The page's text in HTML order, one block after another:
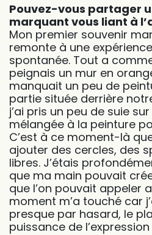
Pouvez-vous partager
marquant vous liant à
Mon premier souvenir
remonte à une
spontanée. Tout a
peignais un mur en
manquait un peu de
partie située derrière
j’ai pris un peu de suie
mélangée à la peinture
C’est à ce moment-là
ajouter des cercles, des
libres. J’étais
que ma main pouvait
que l’on pouvait appeler
moment m’a touché car
presque par hasard, le
puissance de